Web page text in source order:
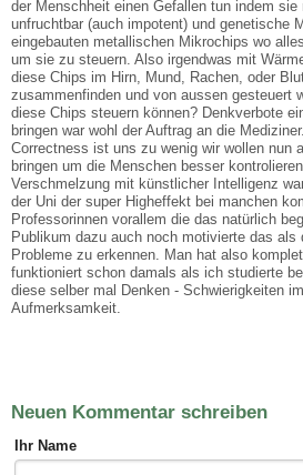
der Menschheit einen Gefallen tun indem
unfruchtbar (auch impotent) und genetische
eingebauten metallischen Mikrochips wo
um sie zu steuern. Also irgendwas mit
diese Chips im Hirn, Mund, Rachen, oder
zusammenfinden und von aussen gesteuert
diese Chips steuern können? Denkverbote
bringen war wohl der Auftrag an die
Correctness ist uns zu wenig wir wollen nun
bringen um die Menschen besser
Verschmelzung mit künstlicher Intelligenz
der Uni der super Higheffekt bei manchen
Professorinnen vorallem die das natürlich
Publikum dazu auch noch motivierte das als
Probleme zu erkennen. Man hat also
funktioniert schon damals als ich studierte
diese selber mal Denken - Schwierigkeiten
Aufmerksamkeit.
Neuen Kommentar schreiben
Ihr Name